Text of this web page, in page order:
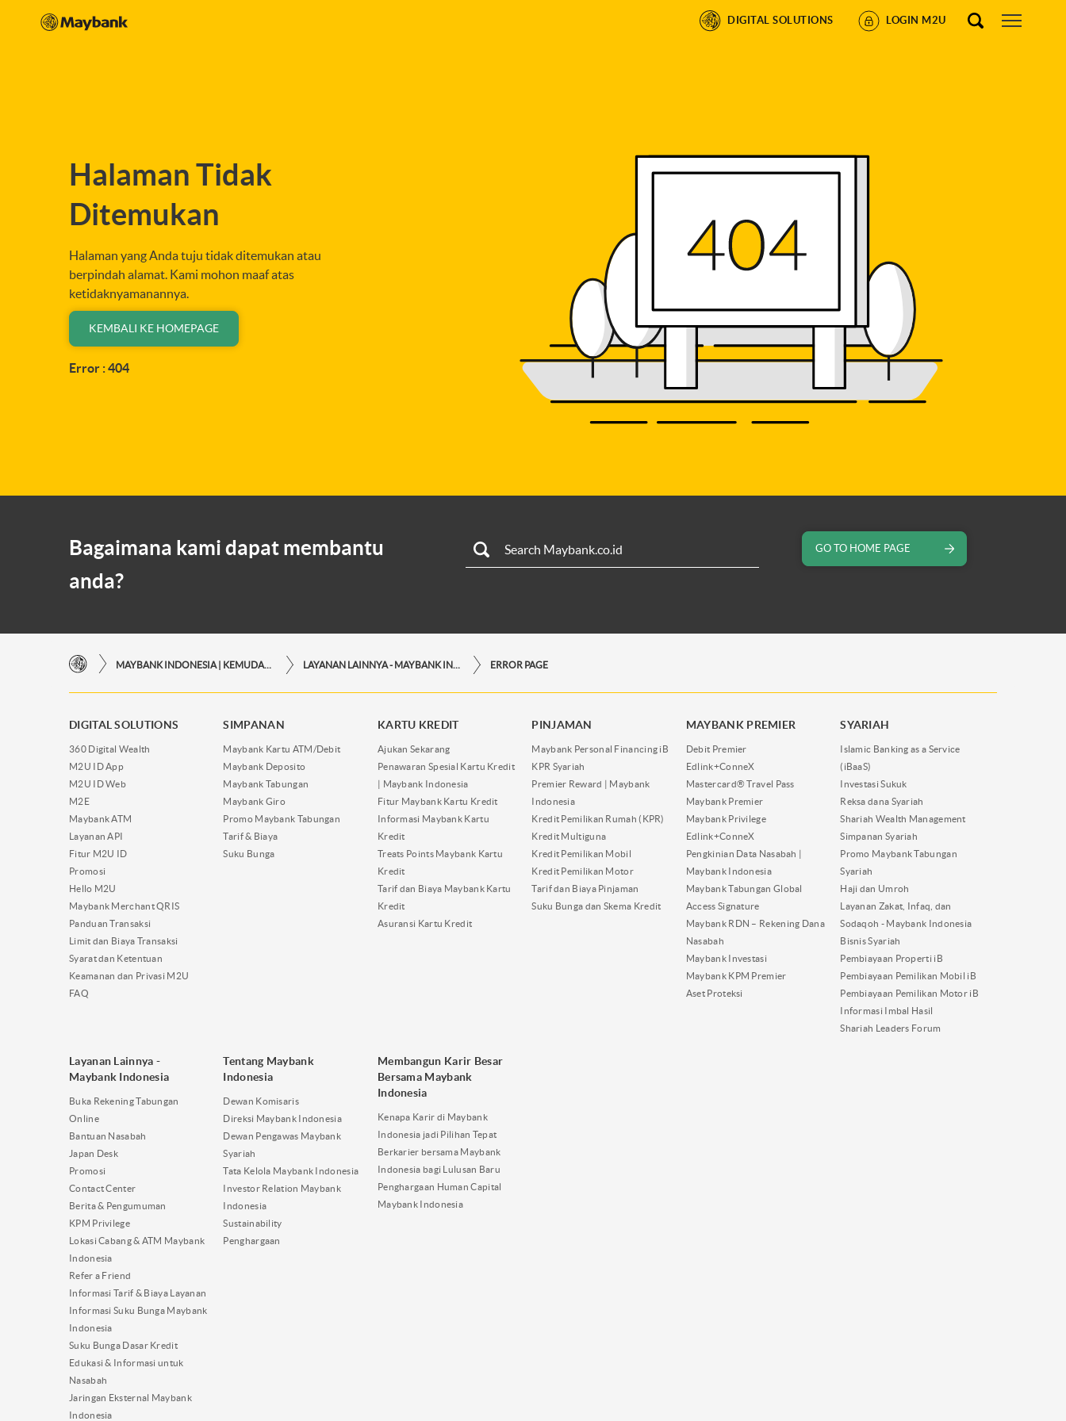
DIGITAL SOLUTIONS LOGIN M2U
Halaman Tidak
Ditemukan
Halaman yang Anda tuju tidak ditemukan atau
berpindah alamat. Kami mohon maaf atas
ketidaknyamanannya.
KEMBALI KE HOMEPAGE
Error : 404
Bagaimana kami dapat membantu
anda?
GO TO HOME PAGE
ERROR PAGE
DIGITAL SOLUTIONS
360 Digital Wealth
M2U ID App
M2U ID Web
M2E
Maybank ATM
Layanan API
Fitur M2U ID
Promosi
Hello M2U
Maybank Merchant QRIS
Panduan Transaksi
Limit dan Biaya Transaksi
Syarat dan Ketentuan
Keamanan dan Privasi M2U
FAQ
SIMPANAN
Maybank Kartu ATM/Debit
Maybank Deposito
Maybank Tabungan
Maybank Giro
Promo Maybank Tabungan
Tarif & Biaya
Suku Bunga
KARTU KREDIT
Ajukan Sekarang
Penawaran Spesial Kartu Kredit
| Maybank Indonesia
Fitur Maybank Kartu Kredit
Informasi Maybank Kartu
Kredit
Treats Points Maybank Kartu
Kredit
Tarif dan Biaya Maybank Kartu
Kredit
Asuransi Kartu Kredit
PINJAMAN
Maybank Personal Financing iB
KPR Syariah
Premier Reward | Maybank
Indonesia
Kredit Pemilikan Rumah (KPR)
Kredit Multiguna
Kredit Pemilikan Mobil
Kredit Pemilikan Motor
Tarif dan Biaya Pinjaman
Suku Bunga dan Skema Kredit
MAYBANK PREMIER
Debit Premier
Edlink+ConneX
Mastercard® Travel Pass
Maybank Premier
Maybank Privilege
Edlink+ConneX
Pengkinian Data Nasabah |
Maybank Indonesia
Maybank Tabungan Global
Access Signature
Maybank RDN – Rekening Dana
Nasabah
Maybank Investasi
Maybank KPM Premier
Aset Proteksi
SYARIAH
Islamic Banking as a Service
(iBaaS)
Investasi Sukuk
Reksa dana Syariah
Shariah Wealth Management
Simpanan Syariah
Promo Maybank Tabungan
Syariah
Haji dan Umroh
Layanan Zakat, Infaq, dan
Sodaqoh - Maybank Indonesia
Bisnis Syariah
Pembiayaan Properti iB
Pembiayaan Pemilikan Mobil iB
Pembiayaan Pemilikan Motor iB
Informasi Imbal Hasil
Shariah Leaders Forum
Layanan Lainnya -
Maybank Indonesia
Buka Rekening Tabungan
Online
Bantuan Nasabah
Japan Desk
Promosi
Contact Center
Berita & Pengumuman
KPM Privilege
Lokasi Cabang & ATM Maybank
Indonesia
Refer a Friend
Informasi Tarif & Biaya Layanan
Informasi Suku Bunga Maybank
Indonesia
Suku Bunga Dasar Kredit
Edukasi & Informasi untuk
Nasabah
Jaringan Eksternal Maybank
Indonesia
Tentang Maybank
Indonesia
Dewan Komisaris
Direksi Maybank Indonesia
Dewan Pengawas Maybank
Syariah
Tata Kelola Maybank Indonesia
Investor Relation Maybank
Indonesia
Sustainability
Penghargaan
Membangun Karir Besar
Bersama Maybank
Indonesia
Kenapa Karir di Maybank
Indonesia jadi Pilihan Tepat
Berkarier bersama Maybank
Indonesia bagi Lulusan Baru
Penghargaan Human Capital
Maybank Indonesia